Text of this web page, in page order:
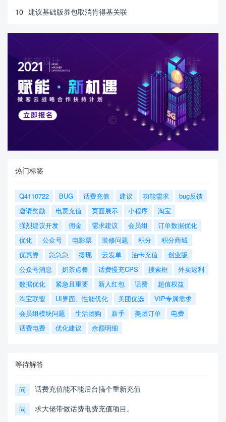
10 建议基础版券包取消肯得基关联
热门标签
Q4110722 BUG 话费充值 建议 功能需求
bug反馈
邀请奖励
电费充值 页面展示 小程序
淘宝
强烈建议开发
佣金 需求建议 会员组
订单数据优化
优化
公众号 电影票 装修问题 积分
积分商城
优惠券
急急急 提现 云发单 油卡充值
创业版
公众号消息
奶茶点餐 话费慢充CPS 搜索框
外卖返利
数据优化
紧急且重要 新人红包 话费
超值权益
淘宝联盟
UI界面、性能优化 美团优选
VIP专属需求
会员组模块问题
生活团购 新手 美团订单
电费
话费电费
优化建议 余额明细
等待解答
问 话费充值能不能后台搞个重新充值
问 求大佬带做话费电费充值项目。